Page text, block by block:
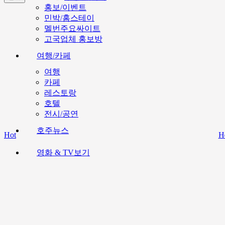
홍보/이벤트
민박/홈스테이
멜번주요싸이트
고국업체 홍보방
여행/카페
여행
카페
레스토랑
호텔
전시/공연
호주뉴스
영화 & TV보기
Hot